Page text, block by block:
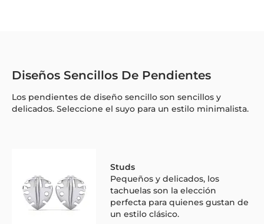
Diseños Sencillos De Pendientes
Los pendientes de diseño sencillo son sencillos y
delicados. Seleccione el suyo para un estilo minimalista.
Studs
Pequeños y delicados, los
tachuelas son la elección
perfecta para quienes gustan de
un estilo clásico.